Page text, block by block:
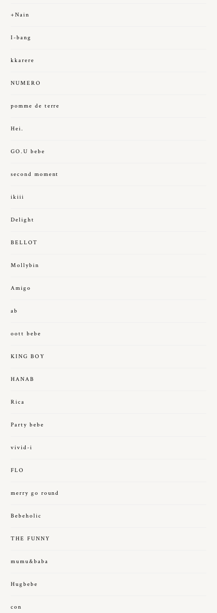
+Nain
I-bang
kkarere
NUMERO
pomme de terre
Hei.
GO.U bebe
second moment
ikiii
Delight
BELLOT
Mollybin
Amigo
ab
oott bebe
KING BOY
HANAB
Rica
Party bebe
vivid-i
FLO
merry go round
Bebeholic
THE FUNNY
mumu&baba
Hugbebe
con